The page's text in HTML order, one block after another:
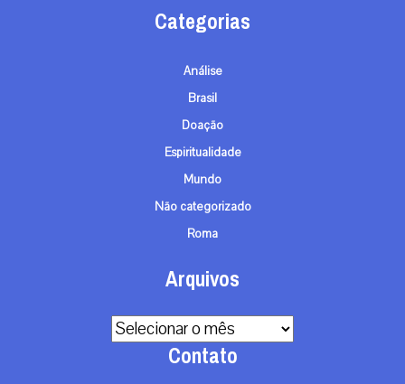
Categorias
Análise
Brasil
Doação
Espiritualidade
Mundo
Não categorizado
Roma
Arquivos
Arquivos
Contato